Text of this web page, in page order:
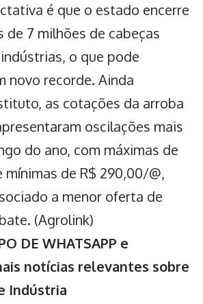
é que o estado encerre
de 7 milhões de cabeças
o que pode
novo recorde. Ainda
as cotações da arroba
oscilações mais
do ano, com máximas de
mínimas de R$ 290,00/@,
a menor oferta de
(Agrolink)
DE WHATSAPP e
notícias relevantes sobre
Indústria